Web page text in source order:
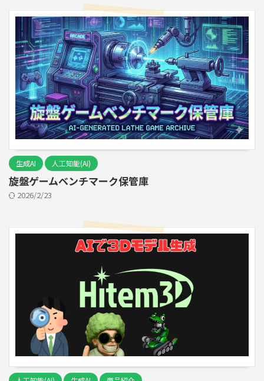
生成AI 人工知能(AI)
旋盤ゲームベンチマーク保管庫
2026/2/23